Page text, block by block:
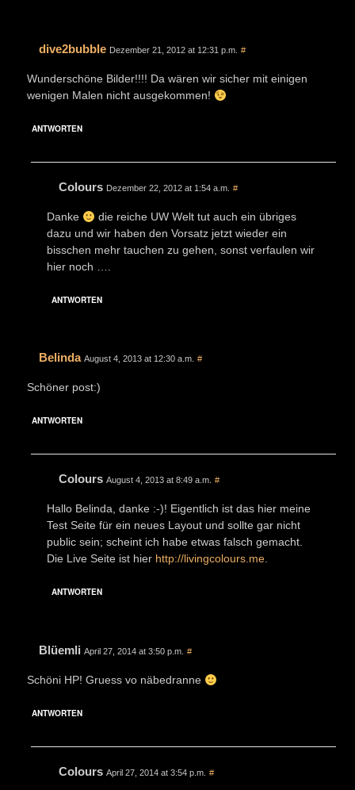
dive2bubble Dezember 21, 2012 at 12:31 p.m. #
Wunderschöne Bilder!!!! Da wären wir sicher mit einigen
wenigen Malen nicht ausgekommen!
ANTWORTEN
Colours Dezember 22, 2012 at 1:54 a.m. #
Danke
die reiche UW Welt tut auch ein übriges
dazu und wir haben den Vorsatz jetzt wieder ein
bisschen mehr tauchen zu gehen, sonst verfaulen wir
hier noch ….
ANTWORTEN
Belinda August 4, 2013 at 12:30 a.m. #
Schöner post:)
ANTWORTEN
Colours August 4, 2013 at 8:49 a.m. #
Hallo Belinda, danke :-)! Eigentlich ist das hier meine
Test Seite für ein neues Layout und sollte gar nicht
public sein; scheint ich habe etwas falsch gemacht.
Die Live Seite ist hier http://livingcolours.me
ANTWORTEN
Blüemli April 27, 2014 at 3:50 p.m. #
Schöni HP! Gruess vo näbedranne
ANTWORTEN
Colours April 27, 2014 at 3:54 p.m. #